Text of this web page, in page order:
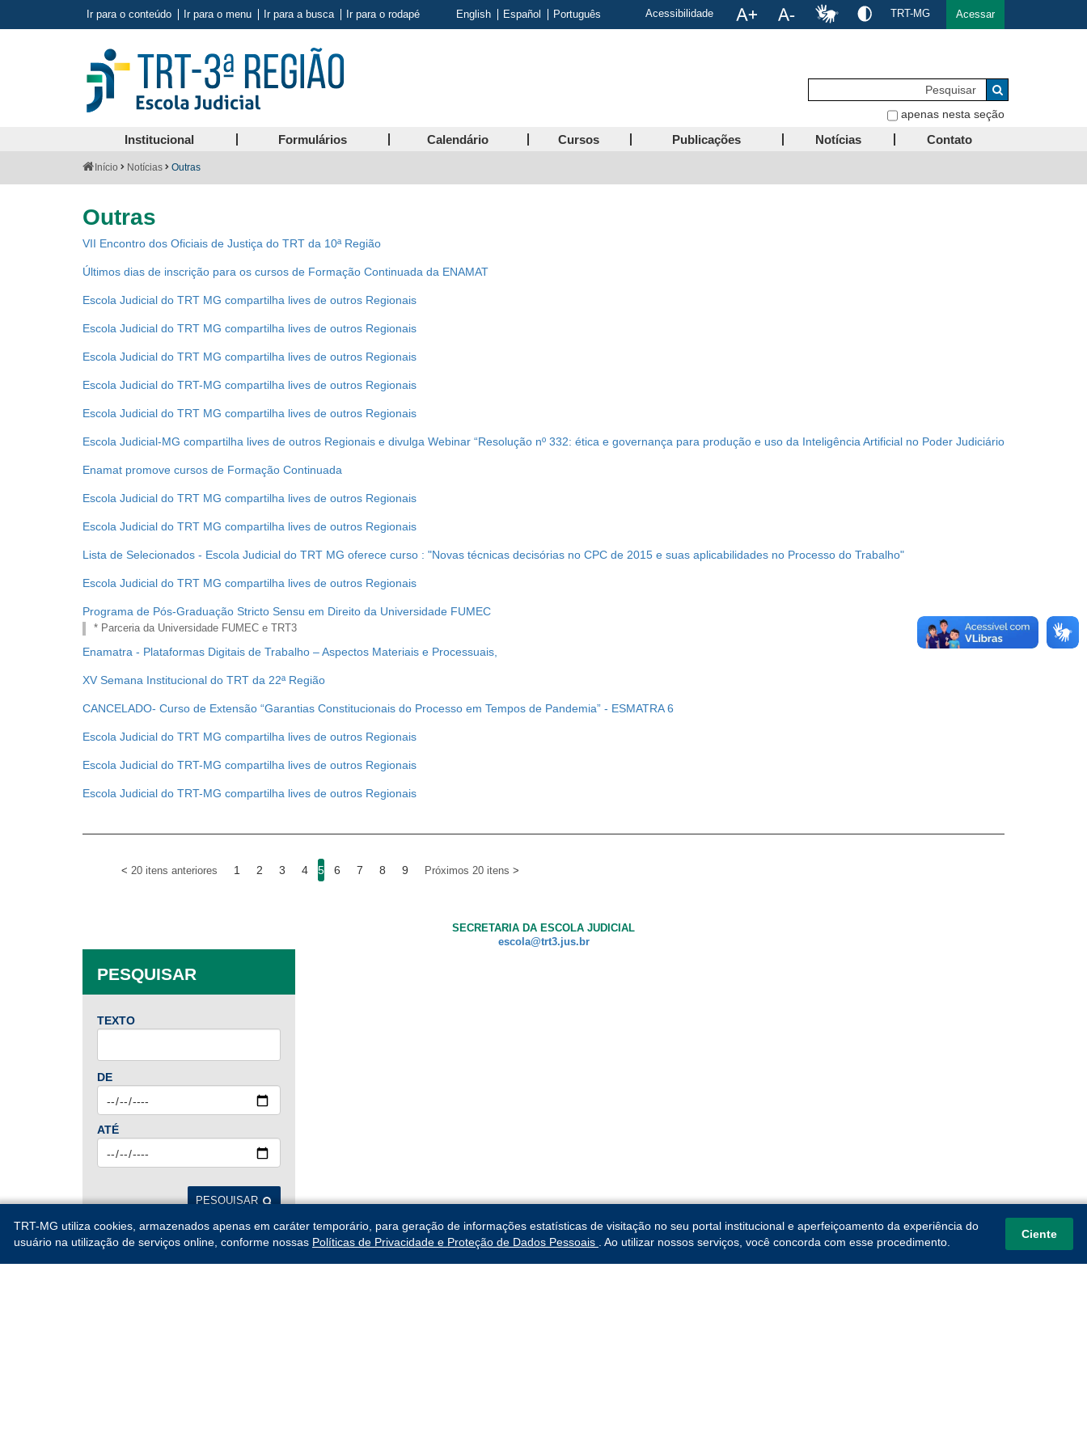
Ir para o conteúdo Ir para o menu Ir para a busca Ir para o rodapé Acessibilidade TRT-MG Acessar
English Español Português
Pesquisar
Buscar
apenas nesta seção
Institucional Formulários Calendário Cursos Publicações Notícias Contato
VocêInício Notícias Outras
Outras
VII Encontro dos Oficiais de Justiça do TRT da 10ª Região
Últimos dias de inscrição para os cursos de Formação Continuada da ENAMAT
Escola Judicial do TRT MG compartilha lives de outros Regionais
Escola Judicial do TRT MG compartilha lives de outros Regionais
Escola Judicial do TRT MG compartilha lives de outros Regionais
Escola Judicial do TRT-MG compartilha lives de outros Regionais
Escola Judicial do TRT MG compartilha lives de outros Regionais
Escola Judicial-MG compartilha lives de outros Regionais e divulga Webinar “Resolução nº 332: ética e governança para produção e uso da Inteligência Artificial no Poder Judiciário
Enamat promove cursos de Formação Continuada
Escola Judicial do TRT MG compartilha lives de outros Regionais
Escola Judicial do TRT MG compartilha lives de outros Regionais
Lista de Selecionados - Escola Judicial do TRT MG oferece curso : "Novas técnicas decisórias no CPC de 2015 e suas aplicabilidades no Processo do Trabalho"
Escola Judicial do TRT MG compartilha lives de outros Regionais
Programa de Pós-Graduação Stricto Sensu em Direito da Universidade FUMEC
* Parceria da Universidade FUMEC e TRT3
Enamatra - Plataformas Digitais de Trabalho – Aspectos Materiais e Processuais,
XV Semana Institucional do TRT da 22ª Região
CANCELADO- Curso de Extensão “Garantias Constitucionais do Processo em Tempos de Pandemia” - ESMATRA 6
Escola Judicial do TRT MG compartilha lives de outros Regionais
Escola Judicial do TRT-MG compartilha lives de outros Regionais
Escola Judicial do TRT-MG compartilha lives de outros Regionais
20 itens anteriores 1 2 3 4 5 6 7 8 9 Próximos 20 itens
SECRETARIA DA ESCOLA JUDICIAL
escola@trt3.jus.br
PESQUISAR
TEXTO
DE
ATÉ
PESQUISAR
TRT-MG utiliza cookies, armazenados apenas em caráter temporário, para geração de informações estatísticas de visitação no seu portal institucional e aperfeiçoamento da experiência do
usuário na utilização de serviços online, conforme nossas Políticas de Privacidade e Proteção de Dados Pessoais . Ao utilizar nossos serviços, você concorda com esse procedimento.
Ciente